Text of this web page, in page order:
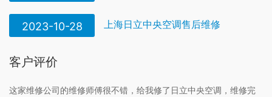
2023-10-28 上海日立中央空调售后维修
客户评价
这家维修公司的维修师傅很不错，给我修了日立中央空调，维修完